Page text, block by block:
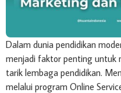
Dalam dunia pendidikan
menjadi faktor penting untuk
tarik lembaga pendidikan.
melalui program Online